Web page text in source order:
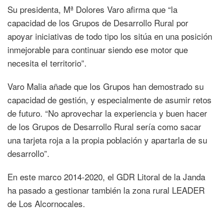
Su presidenta, Mª Dolores Varo afirma que “la
capacidad de los Grupos de Desarrollo Rural por
apoyar iniciativas de todo tipo los sitúa en una posición
inmejorable para continuar siendo ese motor que
necesita el territorio”.
Varo Malia añade que los Grupos han demostrado su
capacidad de gestión, y especialmente de asumir retos
de futuro. “No aprovechar la experiencia y buen hacer
de los Grupos de Desarrollo Rural sería como sacar
una tarjeta roja a la propia población y apartarla de su
desarrollo”.
En este marco 2014-2020, el GDR Litoral de la Janda
ha pasado a gestionar también la zona rural LEADER
de Los Alcornocales.